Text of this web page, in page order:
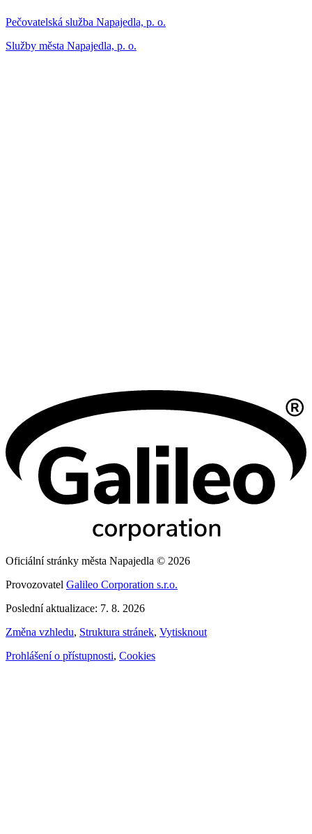
Pečovatelská služba Napajedla, p. o.
Služby města Napajedla, p. o.
Oficiální stránky města Napajedla © 2026
Provozovatel Galileo Corporation s.r.o.
Poslední aktualizace: 7. 8. 2026
Změna vzhledu, Struktura stránek, Vytisknout
Prohlášení o přístupnosti, Cookies